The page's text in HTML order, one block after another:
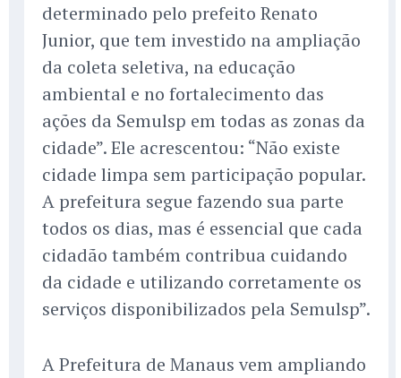
determinado pelo prefeito Renato
Junior, que tem investido na ampliação
da coleta seletiva, na educação
ambiental e no fortalecimento das
ações da Semulsp em todas as zonas da
cidade”. Ele acrescentou: “Não existe
cidade limpa sem participação popular.
A prefeitura segue fazendo sua parte
todos os dias, mas é essencial que cada
cidadão também contribua cuidando
da cidade e utilizando corretamente os
serviços disponibilizados pela Semulsp”.
A Prefeitura de Manaus vem ampliando